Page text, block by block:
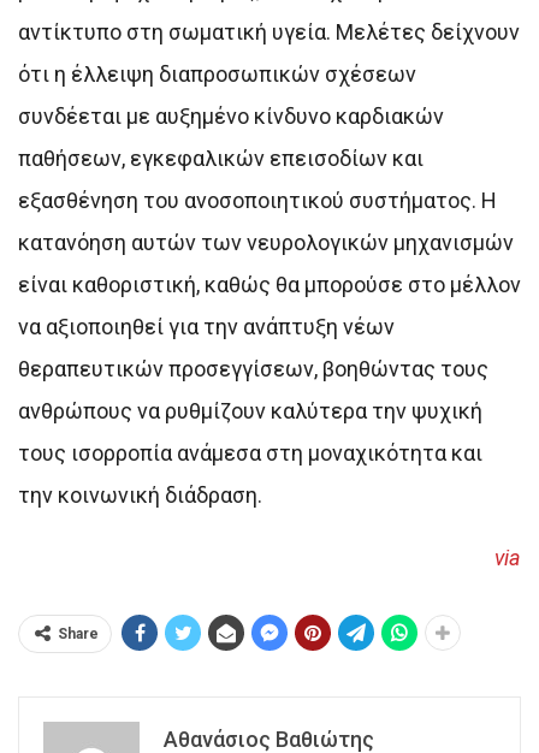
αντίκτυπο στη σωματική υγεία. Μελέτες δείχνουν
ότι η έλλειψη διαπροσωπικών σχέσεων
συνδέεται με αυξημένο κίνδυνο καρδιακών
παθήσεων, εγκεφαλικών επεισοδίων και
εξασθένηση του ανοσοποιητικού συστήματος. Η
κατανόηση αυτών των νευρολογικών μηχανισμών
είναι καθοριστική, καθώς θα μπορούσε στο μέλλον
να αξιοποιηθεί για την ανάπτυξη νέων
θεραπευτικών προσεγγίσεων, βοηθώντας τους
ανθρώπους να ρυθμίζουν καλύτερα την ψυχική
τους ισορροπία ανάμεσα στη μοναχικότητα και
την κοινωνική διάδραση.
via
Share
Αθανάσιος Βαθιώτης